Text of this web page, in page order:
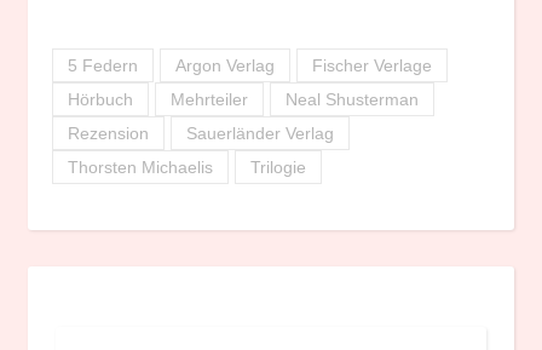
5 Federn Argon Verlag
Fischer Verlage
Hörbuch
Mehrteiler
Neal Shusterman
Rezension
Sauerländer Verlag
Thorsten Michaelis
Trilogie